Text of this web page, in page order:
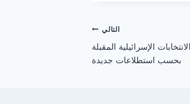
التالي
الإسرائيلية المقبلة
بحسب استطلاعات جديدة